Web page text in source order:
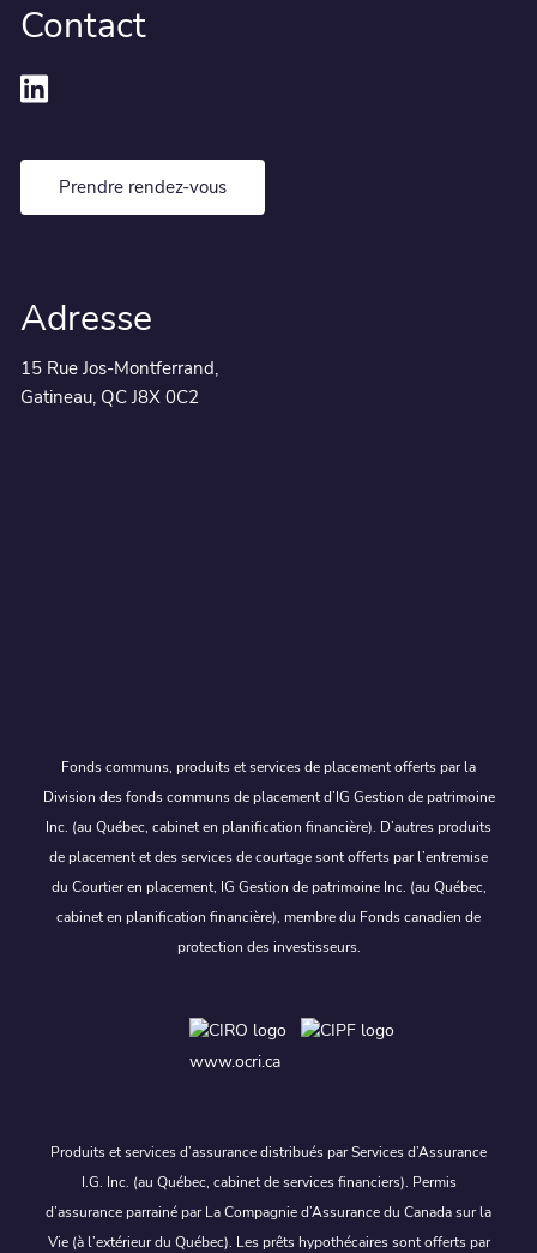
Contact
Prendre rendez-vous
Adresse
15 Rue Jos-Montferrand,
Gatineau, QC J8X 0C2
Fonds communs, produits et services de placement offerts par la
Division des fonds communs de placement d’IG Gestion de patrimoine
Inc. (au Québec, cabinet en planification financière). D’autres produits
de placement et des services de courtage sont offerts par l’entremise
du Courtier en placement, IG Gestion de patrimoine Inc. (au Québec,
cabinet en planification financière), membre du Fonds canadien de
protection des investisseurs.
www.ocri.ca
Produits et services d’assurance distribués par Services d’Assurance
I.G. Inc. (au Québec, cabinet de services financiers). Permis
d’assurance parrainé par La Compagnie d’Assurance du Canada sur la
Vie (à l’extérieur du Québec). Les prêts hypothécaires sont offerts par